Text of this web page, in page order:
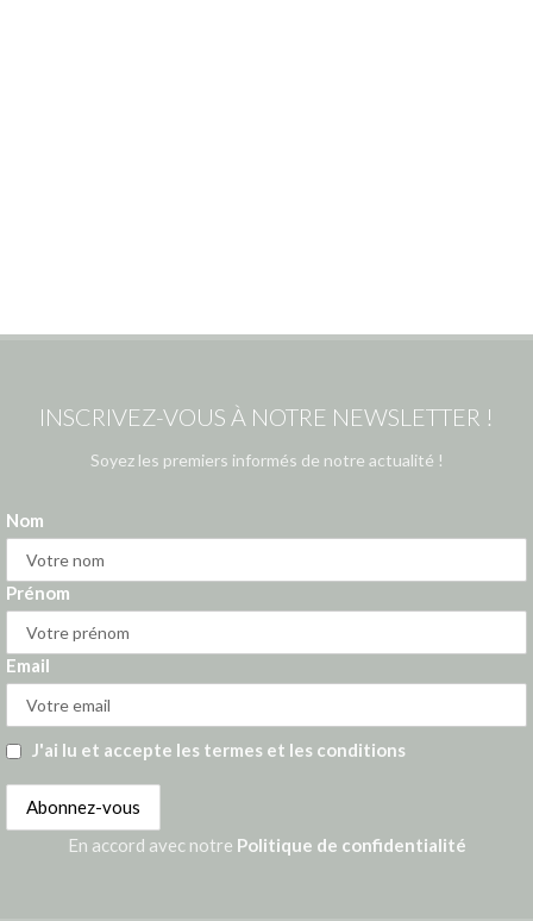
INSCRIVEZ-VOUS À NOTRE NEWSLETTER !
Soyez les premiers informés de notre actualité !
Nom
Prénom
Email
J'ai lu et accepte les termes et les conditions
En accord avec notre Politique de confidentialité